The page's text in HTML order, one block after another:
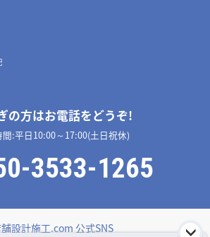
の方はお電話をどうぞ!
間:平日10:00～17:00(土日祝休)
3533-1265
設計施工.com 公式SNS